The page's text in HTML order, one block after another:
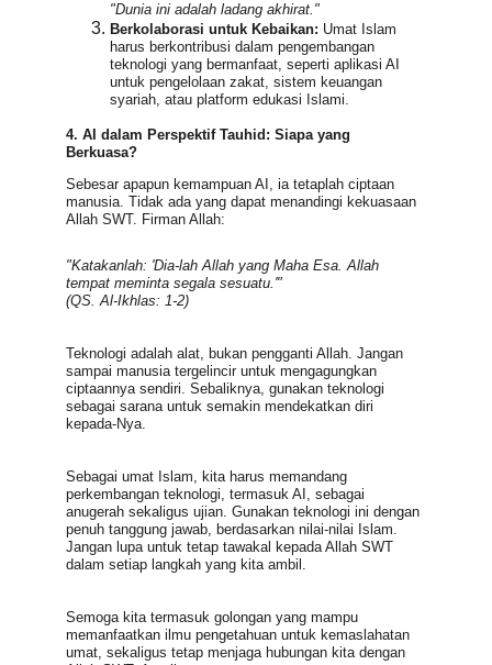
"Dunia ini adalah ladang akhirat."
Berkolaborasi untuk Kebaikan: Umat Islam
harus berkontribusi dalam pengembangan
teknologi yang bermanfaat, seperti aplikasi AI
untuk pengelolaan zakat, sistem keuangan
syariah, atau platform edukasi Islami.
4. AI dalam Perspektif Tauhid: Siapa yang
Berkuasa?
Sebesar apapun kemampuan AI, ia tetaplah ciptaan
manusia. Tidak ada yang dapat menandingi kekuasaan
Allah SWT. Firman Allah:
"Katakanlah: 'Dia-lah Allah yang Maha Esa. Allah
tempat meminta segala sesuatu.'"
(QS. Al-Ikhlas: 1-2)
Teknologi adalah alat, bukan pengganti Allah. Jangan
sampai manusia tergelincir untuk mengagungkan
ciptaannya sendiri. Sebaliknya, gunakan teknologi
sebagai sarana untuk semakin mendekatkan diri
kepada-Nya.
Sebagai umat Islam, kita harus memandang
perkembangan teknologi, termasuk AI, sebagai
anugerah sekaligus ujian. Gunakan teknologi ini dengan
penuh tanggung jawab, berdasarkan nilai-nilai Islam.
Jangan lupa untuk tetap tawakal kepada Allah SWT
dalam setiap langkah yang kita ambil.
Semoga kita termasuk golongan yang mampu
memanfaatkan ilmu pengetahuan untuk kemaslahatan
umat, sekaligus tetap menjaga hubungan kita dengan